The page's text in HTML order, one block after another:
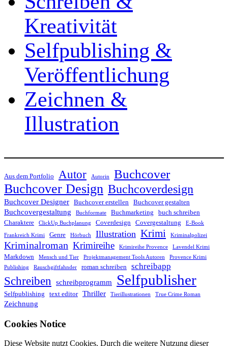
Kreativität
Selfpublishing &
Veröffentlichung
Zeichnen &
Illustration
Aus dem Portfolio Autor Autorin Buchcover
Buchcover Design Buchcoverdesign
Buchcover Designer Buchcover erstellen Buchcover gestalten
Buchcovergestaltung Buchformate Buchmarketing
buch schreiben
Charaktere
ClickUp Buchplanung Coverdesign Covergestaltung E-Book
Frankreich Krimi Genre Hörbuch Illustration Krimi Kriminalpolizei
Kriminalroman Krimireihe Krimireihe Provence Lavendel Krimi
Markdown Mensch und Tier Projektmanagement Tools Autoren
Provence Krimi
Publishing
Rauschgiftfahnder roman schreiben schreibapp
Schreiben schreibprogramm Selfpublisher
Selfpublishing text editor Thriller Tierillustrationen True Crime Roman
Zeichnung
Cookies Notice
Diese Website nutzt Cookies. Durch die weitere Nutzung dieser